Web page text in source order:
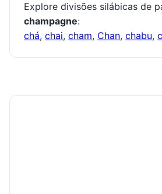
Explore divisões silábicas de
champagne:
chá, chai, cham, Chan, chabu,